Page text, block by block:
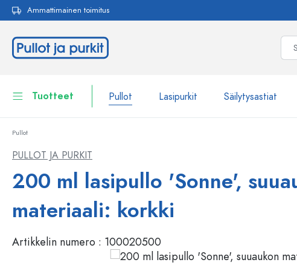
Siirry päänavigointiin
Ammattimainen toimitus
Tuotteet Pullot Lasipurkit Säilytysastiat
Lasipurkit
Kosmetiikka-astiat
Pullot tuotemerkin mukaan
WECK-Lasipullot
Patenttikorkkipullot
Pullot
PULLOT JA PURKIT
200 ml lasipullo 'Sonne',
materiaali: korkki
Artikkelin numero : 100020500